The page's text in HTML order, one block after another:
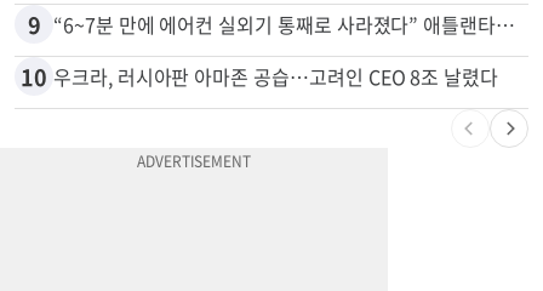
9 “6~7분 만에 에어컨 실외기 통째로 사라졌다” 애틀랜타서 실외기 도난 급증
10 우크라, 러시아판 아마존 공습…고려인 CEO 8조 날렸다